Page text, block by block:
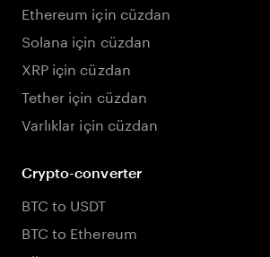
Ethereum için cüzdan
Solana için cüzdan
XRP için cüzdan
Tether için cüzdan
Varlıklar için cüzdan
Crypto-converter
BTC to USDT
BTC to Ethereum